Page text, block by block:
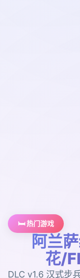
🛏️ 热门游戏
阿兰
花/
DLC v1.6 汉式步